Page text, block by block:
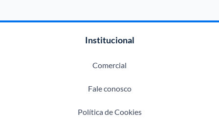
Institucional
Comercial
Fale conosco
Política de Cookies